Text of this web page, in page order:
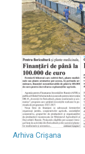
Arhiva Crișana